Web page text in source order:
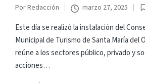
Publicado
por
PorRedacción marzo 27, 2025
Este día se realizó la instalación del
Municipal de Turismo de Santa María del
reúne a los sectores público, privado y
acciones…